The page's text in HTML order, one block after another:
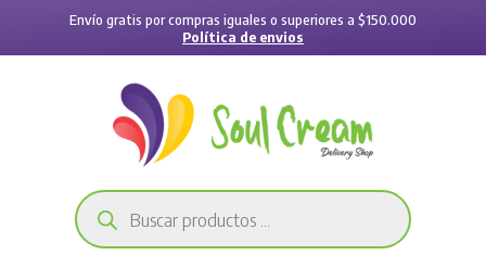
Envío gratis por compras iguales o superiores a $150.000
Política de envios
Búsqueda
de
productos